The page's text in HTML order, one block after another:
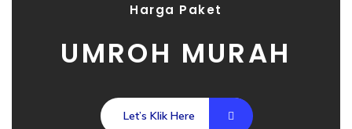
Harga Paket
UMROH MURAH
Let’s Klik Here